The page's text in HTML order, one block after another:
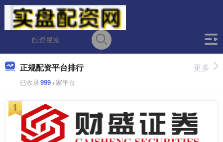
正规配资平台排行
已收录999+家平台
更多